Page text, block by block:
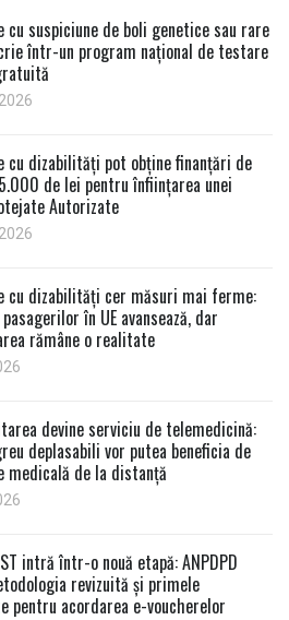
cu suspiciune de boli genetice sau rare
într-un program național de testare
cu dizabilități pot obține finanțări de
de lei pentru înființarea unei
Autorizate
cu dizabilități cer măsuri mai ferme:
în UE avansează, dar
rămâne o realitate
devine serviciu de telemedicină:
deplasabili vor putea beneficia de
medicală de la distanță
intră într-o nouă etapă: ANPDPD
revizuită și primele
pentru acordarea e-voucherelor